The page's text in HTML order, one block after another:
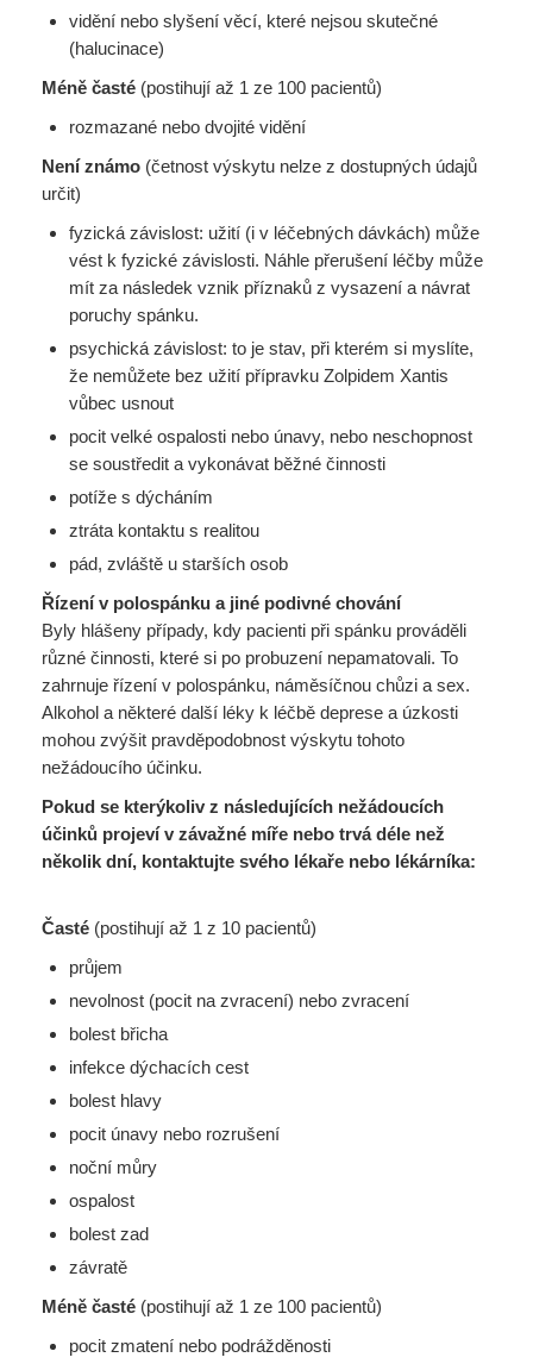
vidění nebo slyšení věcí, které nejsou skutečné
(halucinace)
Méně časté (postihují až 1 ze 100 pacientů)
rozmazané nebo dvojité vidění
Není známo (četnost výskytu nelze z dostupných údajů
určit)
fyzická závislost: užití (i v léčebných dávkách) může
vést k fyzické závislosti. Náhle přerušení léčby může
mít za následek vznik příznaků z vysazení a návrat
poruchy spánku.
psychická závislost: to je stav, při kterém si myslíte,
že nemůžete bez užití přípravku Zolpidem Xantis
vůbec usnout
pocit velké ospalosti nebo únavy, nebo neschopnost
se soustředit a vykonávat běžné činnosti
potíže s dýcháním
ztráta kontaktu s realitou
pád, zvláště u starších osob
Řízení v polospánku a jiné podivné chování
Byly hlášeny případy, kdy pacienti při spánku prováděli
různé činnosti, které si po probuzení nepamatovali. To
zahrnuje řízení v polospánku, náměsíčnou chůzi a sex.
Alkohol a některé další léky k léčbě deprese a úzkosti
mohou zvýšit pravděpodobnost výskytu tohoto
nežádoucího účinku.
Pokud se kterýkoliv z následujících nežádoucích
účinků projeví v závažné míře nebo trvá déle než
několik dní, kontaktujte svého lékaře nebo lékárníka:
Časté (postihují až 1 z 10 pacientů)
průjem
nevolnost (pocit na zvracení) nebo zvracení
bolest břicha
infekce dýchacích cest
bolest hlavy
pocit únavy nebo rozrušení
noční můry
ospalost
bolest zad
závratě
Méně časté (postihují až 1 ze 100 pacientů)
pocit zmatení nebo podrážděnosti